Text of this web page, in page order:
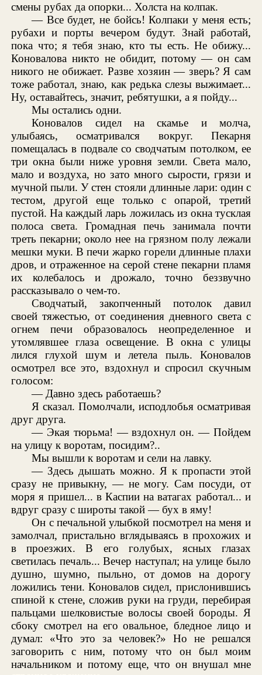
смены рубах да опорки... Холста на колпак.
— Все будет, не бойсь! Колпаки у меня есть;
рубахи и порты вечером будут. Знай работай,
пока что; я тебя знаю, кто ты есть. Не обижу...
Коновалова никто не обидит, потому — он сам
никого не обижает. Разве хозяин — зверь? Я сам
тоже работал, знаю, как редька слезы выжимает...
Ну, оставайтесь, значит, ребятушки, а я пойду...
Мы остались одни.
Коновалов сидел на скамье и молча,
улыбаясь, осматривался вокруг. Пекарня
помещалась в подвале со сводчатым потолком, ее
три окна были ниже уровня земли. Света мало,
мало и воздуха, но зато много сырости, грязи и
мучной пыли. У стен стояли длинные лари: один с
тестом, другой еще только с опарой, третий
пустой. На каждый ларь ложилась из окна тусклая
полоса света. Громадная печь занимала почти
треть пекарни; около нее на грязном полу лежали
мешки муки. В печи жарко горели длинные плахи
дров, и отраженное на серой стене пекарни пламя
их колебалось и дрожало, точно беззвучно
рассказывало о чем-то.
Сводчатый, закопченный потолок давил
своей тяжестью, от соединения дневного света с
огнем печи образовалось неопределенное и
утомлявшее глаза освещение. В окна с улицы
лился глухой шум и летела пыль. Коновалов
осмотрел все это, вздохнул и спросил скучным
голосом:
— Давно здесь работаешь?
Я сказал. Помолчали, исподлобья осматривая
друг друга.
— Экая тюрьма! — вздохнул он. — Пойдем
на улицу к воротам, посидим?..
Мы вышли к воротам и сели на лавку.
— Здесь дышать можно. Я к пропасти этой
сразу не привыкну, — не могу. Сам посуди, от
моря я пришел... в Каспии на ватагах работал... и
вдруг сразу с широты такой — бух в яму!
Он с печальной улыбкой посмотрел на меня и
замолчал, пристально вглядываясь в прохожих и
в проезжих. В его голубых, ясных глазах
светилась печаль... Вечер наступал; на улице было
душно, шумно, пыльно, от домов на дорогу
ложились тени. Коновалов сидел, прислонившись
спиной к стене, сложив руки на груди, перебирая
пальцами шелковистые волосы своей бороды. Я
сбоку смотрел на его овальное, бледное лицо и
думал: «Что это за человек?» Но не решался
заговорить с ним, потому что он был моим
начальником и потому еще, что он внушал мне